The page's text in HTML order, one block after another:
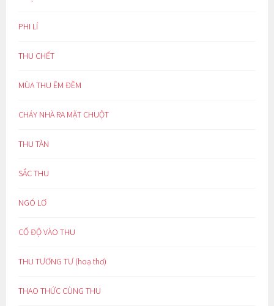
PHI LÍ
THU CHẾT
MÙA THU ÊM ĐỀM
CHÁY NHÀ RA MẶT CHUỘT
THU TÀN
SẮC THU
NGÓ LƠ
CỔ ĐỘ VÀO THU
THU TƯƠNG TƯ (hoạ thơ)
THAO THỨC CÙNG THU